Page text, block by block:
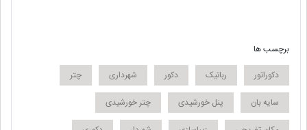
برچسب ها
دکوراتور
رباتیک دکور شهرداری
چتر
سایه بان
پنل خورشیدی
چتر خورشیدی